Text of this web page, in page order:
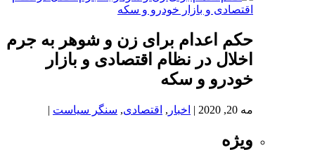
حکم اعدام برای زن و شوهر به جرم
اخلال در نظام اقتصادی و بازار
خودرو و سکه
مه 20, 2020 | اخبار , اقتصادی, سنگر سیاست |
ویژه